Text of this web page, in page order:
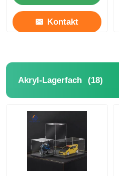
Kontakt
Akryl-Lagerfach (18)